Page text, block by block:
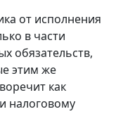
от исполнения
в части
обязательств,
этим же
как
налоговому